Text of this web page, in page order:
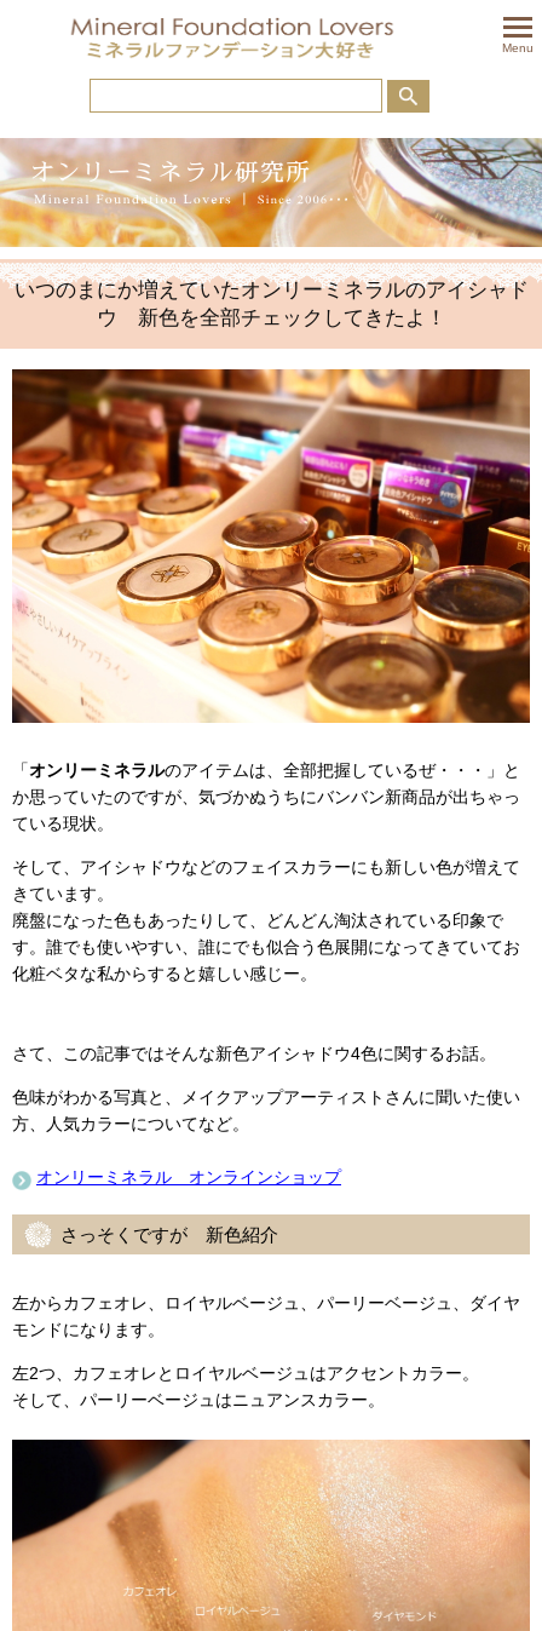
Menu
いつのまにか増えていたオンリーミネラルのアイシャド
ウ 新色を全部チェックしてきたよ！
「オンリーミネラルのアイテムは、全部把握しているぜ・・・」と
か思っていたのですが、気づかぬうちにバンバン新商品が出ちゃっ
ている現状。
そして、アイシャドウなどのフェイスカラーにも新しい色が増えて
きています。
廃盤になった色もあったりして、どんどん淘汰されている印象で
す。誰でも使いやすい、誰にでも似合う色展開になってきていてお
化粧ベタな私からすると嬉しい感じー。
さて、この記事ではそんな新色アイシャドウ4色に関するお話。
色味がわかる写真と、メイクアップアーティストさんに聞いた使い
方、人気カラーについてなど。
オンリーミネラル オンラインショップ
さっそくですが 新色紹介
左からカフェオレ、ロイヤルベージュ、パーリーベージュ、ダイヤ
モンドになります。
左2つ、カフェオレとロイヤルベージュはアクセントカラー。
そして、パーリーベージュはニュアンスカラー。